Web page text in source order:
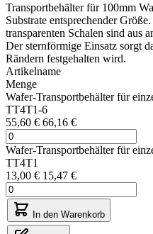
Transportbehälter für 100mm
Substrate entsprechender
transparenten Schalen sind aus
Der sternförmige Einsatz sorgt
Rändern festgehalten wird.
Artikelname
Menge
Wafer-Transportbehälter für
TT4T1-6
55,60 € 66,16 €
Wafer-Transportbehälter für
TT4T1
13,00 € 15,47 €
In den Warenkorb